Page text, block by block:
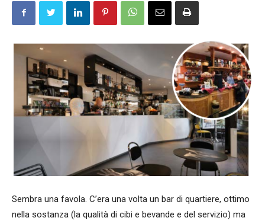
Sembra una favola. C’era una volta un bar di quartiere, ottimo
nella sostanza (la qualità di cibi e bevande e del servizio) ma